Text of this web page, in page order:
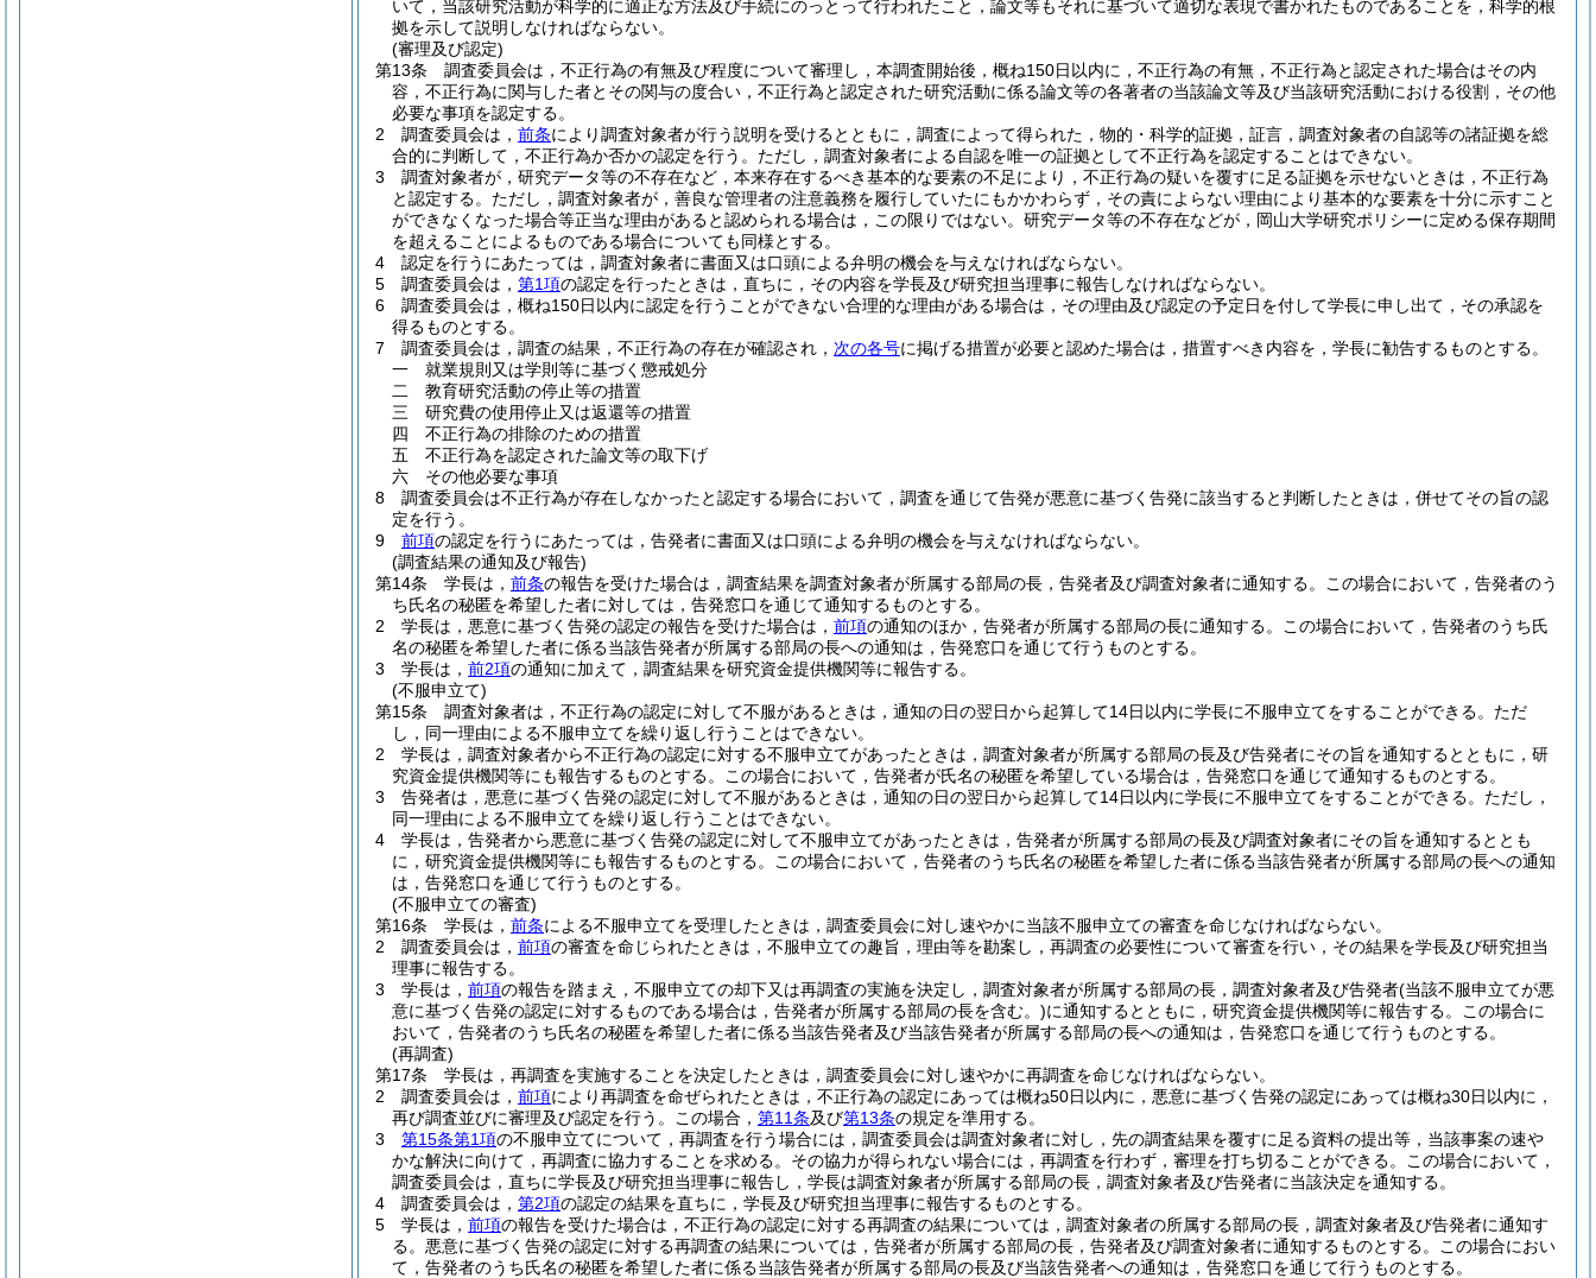
いて，当該研究活動が科学的に適正な方法及び手続にのっとって行われたこと，論文等もそれに基づいて適切な表現で書かれたものであることを，科学的根
拠を示して説明しなければならない。
(審理及び認定)
第13条
調査委員会は，不正行為の有無及び程度について審理し，本調査開始後，概ね150日以内に，不正行為の有無，不正行為と認定された場合はその内
容，不正行為に関与した者とその関与の度合い，不正行為と認定された研究活動に係る論文等の各著者の当該論文等及び当該研究活動における役割，その他
必要な事項を認定する。
2
調査委員会は， 前条により調査対象者が行う説明を受けるとともに，調査によって得られた，物的・科学的証拠，証言，調査対象者の自認等の諸証拠を総
合的に判断して，不正行為か否かの認定を行う。 ただし，調査対象者による自認を唯一の証拠として不正行為を認定することはできない。
3
調査対象者が，研究データ等の不存在など，本来存在するべき基本的な要素の不足により，不正行為の疑いを覆すに足る証拠を示せないときは，不正行為
と認定する。 ただし，調査対象者が，善良な管理者の注意義務を履行していたにもかかわらず，その責によらない理由により基本的な要素を十分に示すこと
ができなくなった場合等正当な理由があると認められる場合は，この限りではない。 研究データ等の不存在などが，岡山大学研究ポリシーに定める保存期間
を超えることによるものである場合についても同様とする。
4
認定を行うにあたっては，調査対象者に書面又は口頭による弁明の機会を与えなければならない。
5
調査委員会は， 第1項の認定を行ったときは，直ちに，その内容を学長及び研究担当理事に報告しなければならない。
6
調査委員会は，概ね150日以内に認定を行うことができない合理的な理由がある場合は，その理由及び認定の予定日を付して学長に申し出て，その承認を
得るものとする。
7
調査委員会は，調査の結果，不正行為の存在が確認され， 次の各号に掲げる措置が必要と認めた場合は，措置すべき内容を，学長に勧告するものとする。
一
就業規則又は学則等に基づく懲戒処分
二
教育研究活動の停止等の措置
三
研究費の使用停止又は返還等の措置
四
不正行為の排除のための措置
五
不正行為を認定された論文等の取下げ
六
その他必要な事項
8
調査委員会は不正行為が存在しなかったと認定する場合において，調査を通じて告発が悪意に基づく告発に該当すると判断したときは，併せてその旨の認
定を行う。
9
前項の認定を行うにあたっては，告発者に書面又は口頭による弁明の機会を与えなければならない。
(調査結果の通知及び報告)
第14条
学長は， 前条の報告を受けた場合は，調査結果を調査対象者が所属する部局の長，告発者及び調査対象者に通知する。
この場合において，告発者のう
ち氏名の秘匿を希望した者に対しては，告発窓口を通じて通知するものとする。
2
学長は，悪意に基づく告発の認定の報告を受けた場合は， 前項の通知のほか，告発者が所属する部局の長に通知する。
この場合において，告発者のうち氏
名の秘匿を希望した者に係る当該告発者が所属する部局の長への通知は，告発窓口を通じて行うものとする。
3
学長は， 前2項の通知に加えて，調査結果を研究資金提供機関等に報告する。
(不服申立て)
第15条
調査対象者は，不正行為の認定に対して不服があるときは，通知の日の翌日から起算して14日以内に学長に不服申立てをすることができる。 ただ
し，同一理由による不服申立てを繰り返し行うことはできない。
2
学長は，調査対象者から不正行為の認定に対する不服申立てがあったときは，調査対象者が所属する部局の長及び告発者にその旨を通知するとともに，研
究資金提供機関等にも報告するものとする。
この場合において，告発者が氏名の秘匿を希望している場合は，告発窓口を通じて通知するものとする。
3
告発者は，悪意に基づく告発の認定に対して不服があるときは，通知の日の翌日から起算して14日以内に学長に不服申立てをすることができる。 ただし，
同一理由による不服申立てを繰り返し行うことはできない。
4
学長は，告発者から悪意に基づく告発の認定に対して不服申立てがあったときは，告発者が所属する部局の長及び調査対象者にその旨を通知するととも
に，研究資金提供機関等にも報告するものとする。
この場合において，告発者のうち氏名の秘匿を希望した者に係る当該告発者が所属する部局の長への通知
は，告発窓口を通じて行うものとする。
(不服申立ての審査)
第16条
学長は， 前条による不服申立てを受理したときは，調査委員会に対し速やかに当該不服申立ての審査を命じなければならない。
2
調査委員会は， 前項の審査を命じられたときは，不服申立ての趣旨，理由等を勘案し，再調査の必要性について審査を行い，その結果を学長及び研究担当
理事に報告する。
3
学長は， 前項の報告を踏まえ，不服申立ての却下又は再調査の実施を決定し，調査対象者が所属する部局の長，調査対象者及び告発者(当該不服申立てが悪
意に基づく告発の認定に対するものである場合は，告発者が所属する部局の長を含む。)に通知するとともに，研究資金提供機関等に報告する。
この場合に
おいて，告発者のうち氏名の秘匿を希望した者に係る当該告発者及び当該告発者が所属する部局の長への通知は，告発窓口を通じて行うものとする。
(再調査)
第17条
学長は，再調査を実施することを決定したときは，調査委員会に対し速やかに再調査を命じなければならない。
2
調査委員会は， 前項により再調査を命ぜられたときは，不正行為の認定にあっては概ね50日以内に，悪意に基づく告発の認定にあっては概ね30日以内に，
再び調査並びに審理及び認定を行う。
この場合， 第11条及び第13条の規定を準用する。
3
第15条第1項の不服申立てについて，再調査を行う場合には，調査委員会は調査対象者に対し，先の調査結果を覆すに足る資料の提出等，当該事案の速や
かな解決に向けて，再調査に協力することを求める。 その協力が得られない場合には，再調査を行わず，審理を打ち切ることができる。
この場合において，
調査委員会は，直ちに学長及び研究担当理事に報告し，学長は調査対象者が所属する部局の長，調査対象者及び告発者に当該決定を通知する。
4
調査委員会は， 第2項の認定の結果を直ちに，学長及び研究担当理事に報告するものとする。
5
学長は， 前項の報告を受けた場合は，不正行為の認定に対する再調査の結果については，調査対象者の所属する部局の長，調査対象者及び告発者に通知す
る。 悪意に基づく告発の認定に対する再調査の結果については，告発者が所属する部局の長，告発者及び調査対象者に通知するものとする。
この場合におい
て，告発者のうち氏名の秘匿を希望した者に係る当該告発者が所属する部局の長及び当該告発者への通知は，告発窓口を通じて行うものとする。